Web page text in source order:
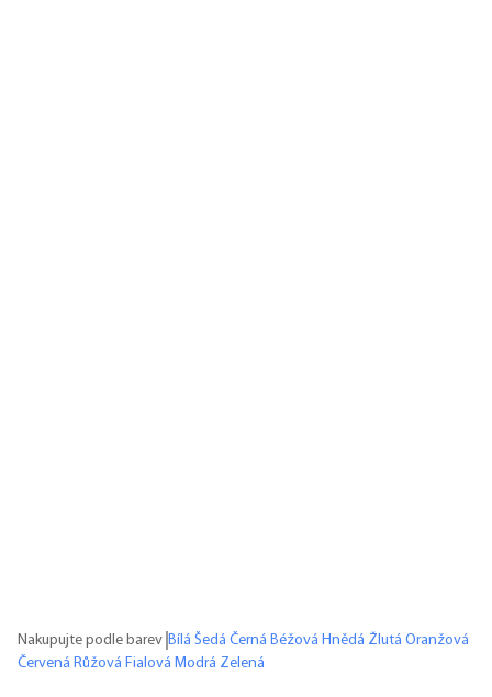
Nakupujte podle barev Bílá Šedá Černá Béžová Hnědá Žlutá Oranžová
Červená Růžová Fialová Modrá Zelená